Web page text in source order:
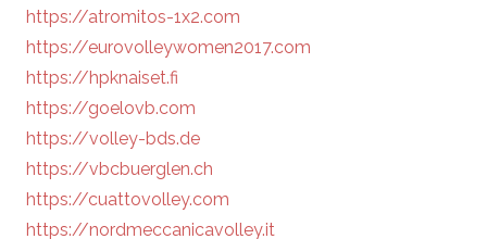
https://atromitos-1x2.com
https://eurovolleywomen2017.com
https://hpknaiset.fi
https://goelovb.com
https://volley-bds.de
https://vbcbuerglen.ch
https://cuattovolley.com
https://nordmeccanicavolley.it